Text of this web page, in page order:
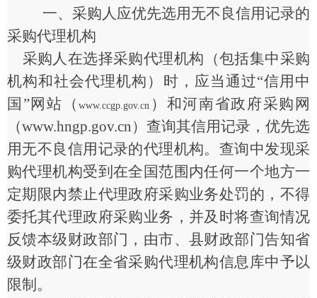
一、采购人应优先选用无不良信用记录的
采购代理机构
采购人在选择采购代理机构（包括集中采购
机构和社会代理机构）时，应当通过“信用中
国”网站（www.ccgp.gov.cn ）和河南省政府采购网
（www.hngp.gov.cn）查询其信用记录，优先选
用无不良信用记录的代理机构。查询中发现采
购代理机构受到在全国范围内任何一个地方一
定期限内禁止代理政府采购业务处罚的，不得
委托其代理政府采购业务，并及时将查询情况
反馈本级财政部门，由市、县财政部门告知省
级财政部门在全省采购代理机构信息库中予以
限制。